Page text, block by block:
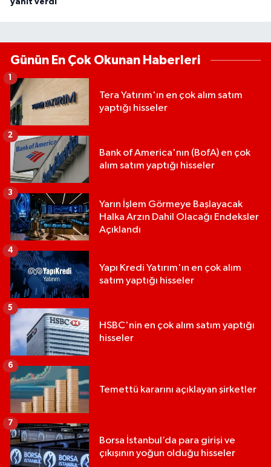
Günün En Çok Okunan Haberleri
Tera Yatırım'ın en çok alım satım
yaptığı hisseler
Bank of America'nın (BofA) en çok
alım satım yaptığı hisseler
2
Yarın İşlem Görmeye Başlayacak
Halka Arzın Dahil Olacağı Endeksler
Açıklandı
3
Yapı Kredi Yatırım'ın en çok alım
satım yaptığı hisseler
4
HSBC'nin en çok alım satım yaptığı
hisseler
5
Temettü kararını açıklayan şirketler
6
Borsa İstanbul’da para girişi ve
çıkışının yoğun olduğu hisseler
7